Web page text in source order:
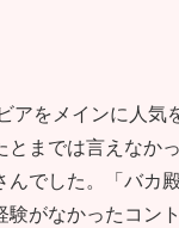
をメインに人気
までは言えなか
でした。「バカ
がなかったコン